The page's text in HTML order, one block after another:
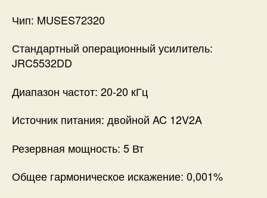
Чип: MUSES72320
Стандартный операционный усилитель:
JRC5532DD
Диапазон частот: 20-20 кГц
Источник питания: двойной AC 12V2A
Резервная мощность: 5 Вт
Общее гармоническое искажение: 0,001%